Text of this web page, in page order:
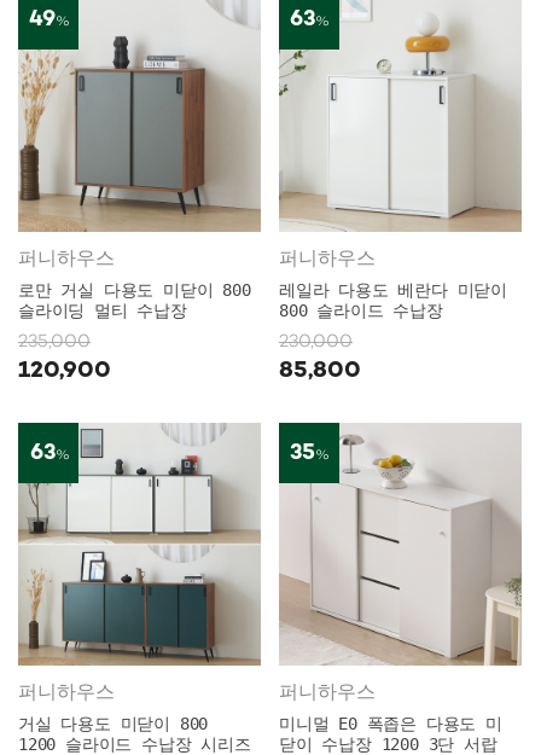
49%
퍼니하우스
로만 거실 다용도 미닫이 800
슬라이딩 멀티 수납장
235,000
120,900
63%
퍼니하우스
레일라 다용도 베란다 미닫이
800 슬라이드 수납장
230,000
85,800
63%
퍼니하우스
거실 다용도 미닫이 800
1200 슬라이드 수납장 시리즈
35%
퍼니하우스
미니멀 E0 폭좁은 다용도 미
닫이 수납장 1200 3단 서랍